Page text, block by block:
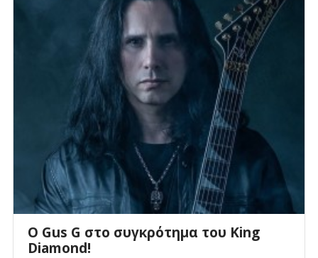
O Gus G στο συγκρότημα του King
Diamond!